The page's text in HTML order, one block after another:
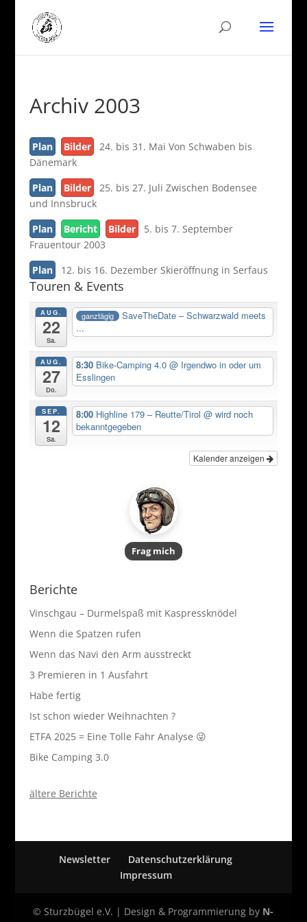
Archiv 2003
Plan Bilder
24. bis 31. Mai Von Schwaben bis
Dänemark
Plan
Bilder
25. bis 27. Juli Zwischen Bodensee
und Innsbruck
Plan
Bericht Bilder
5. bis 7. September
Frauentour 2003
Plan
12. bis 16. Dezember Skieröffnung in Serfaus
Touren & Events
AUG.
22
Sa.
ganztägig
SaveTheDate – Schwarzwald meets
...
AUG.
27
Do.
8:30 Bike-Camping 4.0@ Irgendwo in oder um
Esslingen
SEP.
12
Sa.
8:00 Highline 179 – Reutte/Tirol@ wird noch
bekanntgegeben
Kalender anzeigen
Frag mich
Berichte
Vinschgau – Durmelspaß mit Kaspressknödel
Wenn die Spatzen rufen
Wenn das Navi den Arm ausstreckt
3 Premieren in 1 Ausfahrt
Habe fertig
Ist schon wieder Weihnachten ?
ETFA 2025 = Eine Tolle Fahr Analyse 😜
Bike Camping 3.0
ältere Berichte
Newsletter
Datenschutzerklärung
Impressum
© Sturzbügel e.V. | Design & Programmierung by N-